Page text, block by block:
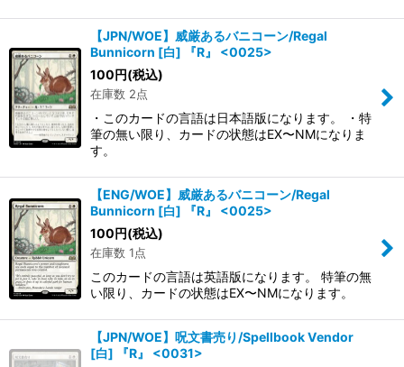
【JPN/WOE】威厳あるバニコーン/Regal
Bunnicorn [白] 『R』 <0025>
100円(税込)
在庫数 2点
・このカードの言語は日本語版になります。 ・特
筆の無い限り、カードの状態はEX〜NMになりま
す。
【ENG/WOE】威厳あるバニコーン/Regal
Bunnicorn [白] 『R』 <0025>
100円(税込)
在庫数 1点
このカードの言語は英語版になります。 特筆の無
い限り、カードの状態はEX〜NMになります。
【JPN/WOE】呪文書売り/Spellbook Vendor
[白] 『R』 <0031>